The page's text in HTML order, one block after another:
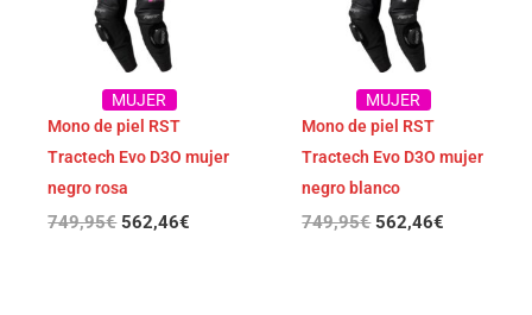
MUJER
Mono de piel RST
Tractech Evo D3O mujer
negro rosa
749,95€ 562,46€
MUJER
Mono de piel RST
Tractech Evo D3O mujer
negro blanco
749,95€ 562,46€